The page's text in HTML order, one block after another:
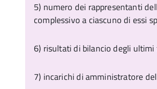
5) numero dei rappresentanti
complessivo a ciascuno di essi
6) risultati di bilancio degli
7) incarichi di amministratore